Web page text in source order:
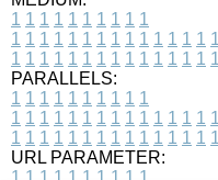
1 1 1 1 1 1 1 1 1 1
1 1 1 1 1 1 1 1 1 1 1 1 1 1 1
1 1 1 1 1 1 1 1 1 1 1 1 1 1 1
PARALLELS:
1 1 1 1 1 1 1 1 1 1
1 1 1 1 1 1 1 1 1 1 1 1 1 1 1
1 1 1 1 1 1 1 1 1 1 1 1 1 1 1
URL PARAMETER: